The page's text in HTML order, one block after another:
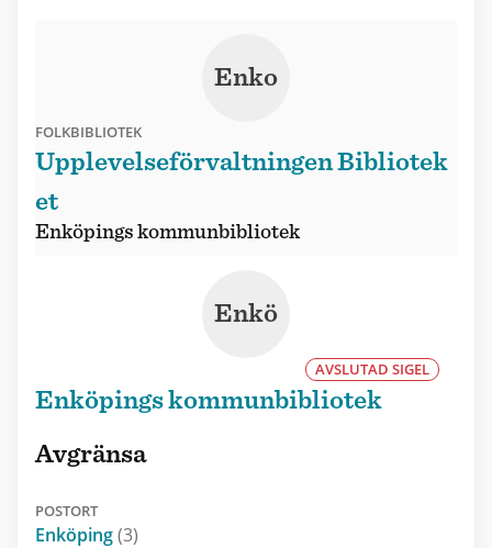
Enko
FOLKBIBLIOTEK
Upplevelseförvaltningen Bibliotek
et
Enköpings kommunbibliotek
Enkö
AVSLUTAD SIGEL
Enköpings kommunbibliotek
Avgränsa
POSTORT
Enköping(3)